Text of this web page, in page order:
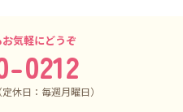
気軽にどうぞ
0212
休日：毎週月曜日）